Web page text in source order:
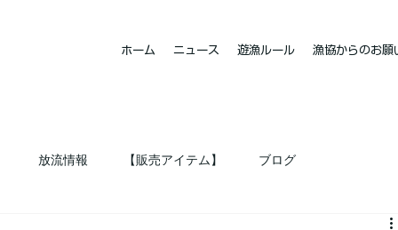
ホーム ニュース 遊漁ルール 漁協からのお願
放流情報 【販売アイテム】 ブログ